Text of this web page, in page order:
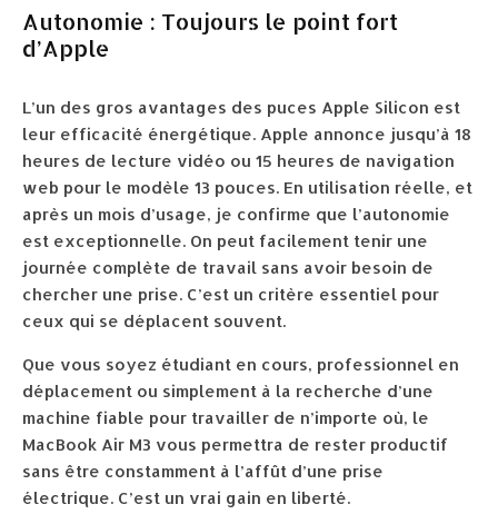
Autonomie : Toujours le point fort
d’Apple
L’un des gros avantages des puces Apple Silicon est
leur efficacité énergétique. Apple annonce jusqu’à 18
heures de lecture vidéo ou 15 heures de navigation
web pour le modèle 13 pouces. En utilisation réelle, et
après un mois d’usage, je confirme que l’autonomie
est exceptionnelle. On peut facilement tenir une
journée complète de travail sans avoir besoin de
chercher une prise. C’est un critère essentiel pour
ceux qui se déplacent souvent.
Que vous soyez étudiant en cours, professionnel en
déplacement ou simplement à la recherche d’une
machine fiable pour travailler de n’importe où, le
MacBook Air M3 vous permettra de rester productif
sans être constamment à l’affût d’une prise
électrique. C’est un vrai gain en liberté.